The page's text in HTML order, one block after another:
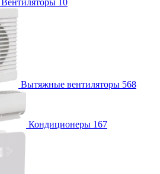
Вентиляторы 10
Вытяжные вентиляторы 568
Кондиционеры 167